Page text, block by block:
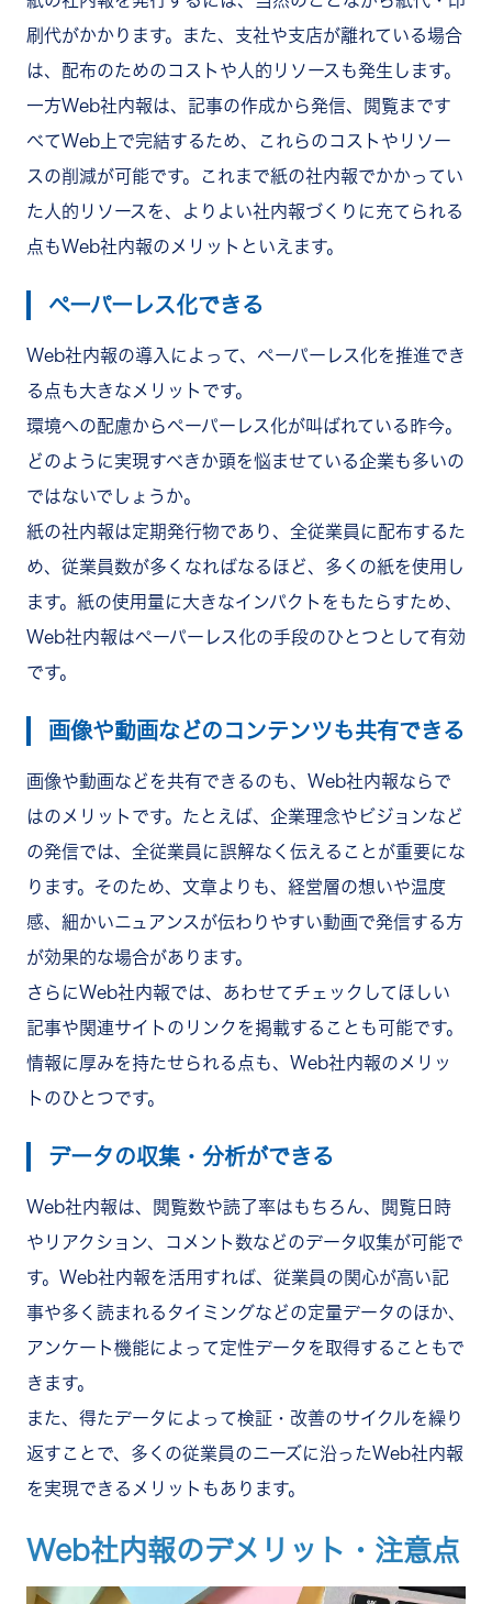
刷代がかかります。また、支社や支店が離れている場合
は、配布のためのコストや人的リソースも発生します。
一方Web社内報は、記事の作成から発信、閲覧まです
べてWeb上で完結するため、これらのコストやリソー
スの削減が可能です。これまで紙の社内報でかかってい
た人的リソースを、よりよい社内報づくりに充てられる
点もWeb社内報のメリットといえます。
ペーパーレス化できる
Web社内報の導入によって、ペーパーレス化を推進でき
る点も大きなメリットです。
環境への配慮からペーパーレス化が叫ばれている昨今。
どのように実現すべきか頭を悩ませている企業も多いの
ではないでしょうか。
紙の社内報は定期発行物であり、全従業員に配布するた
め、従業員数が多くなればなるほど、多くの紙を使用し
ます。紙の使用量に大きなインパクトをもたらすため、
Web社内報はペーパーレス化の手段のひとつとして有効
です。
画像や動画などのコンテンツも共有できる
画像や動画などを共有できるのも、Web社内報ならで
はのメリットです。たとえば、企業理念やビジョンなど
の発信では、全従業員に誤解なく伝えることが重要にな
ります。そのため、文章よりも、経営層の想いや温度
感、細かいニュアンスが伝わりやすい動画で発信する方
が効果的な場合があります。
さらにWeb社内報では、あわせてチェックしてほしい
記事や関連サイトのリンクを掲載することも可能です。
情報に厚みを持たせられる点も、Web社内報のメリッ
トのひとつです。
データの収集・分析ができる
Web社内報は、閲覧数や読了率はもちろん、閲覧日時
やリアクション、コメント数などのデータ収集が可能で
す。Web社内報を活用すれば、従業員の関心が高い記
事や多く読まれるタイミングなどの定量データのほか、
アンケート機能によって定性データを取得することもで
きます。
また、得たデータによって検証・改善のサイクルを繰り
返すことで、多くの従業員のニーズに沿ったWeb社内報
を実現できるメリットもあります。
Web社内報のデメリット・注意点